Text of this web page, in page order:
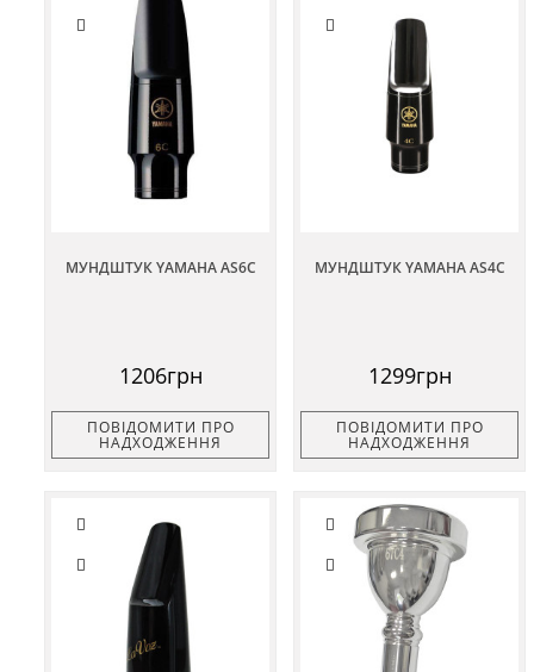
МУНДШТУК YAMAHA AS6C
1206грн
ПОВІДОМИТИ ПРО
НАДХОДЖЕННЯ
МУНДШТУК YAMAHA AS4C
1299грн
ПОВІДОМИТИ ПРО
НАДХОДЖЕННЯ